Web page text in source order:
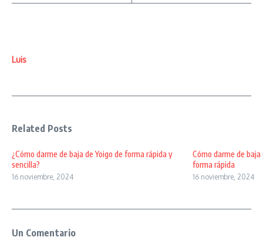
Luis
Related Posts
¿Cómo darme de baja de Yoigo de forma rápida y
sencilla?
16 noviembre, 2024
Cómo darme de
forma rápida
16 noviembre, 2024
Un Comentario